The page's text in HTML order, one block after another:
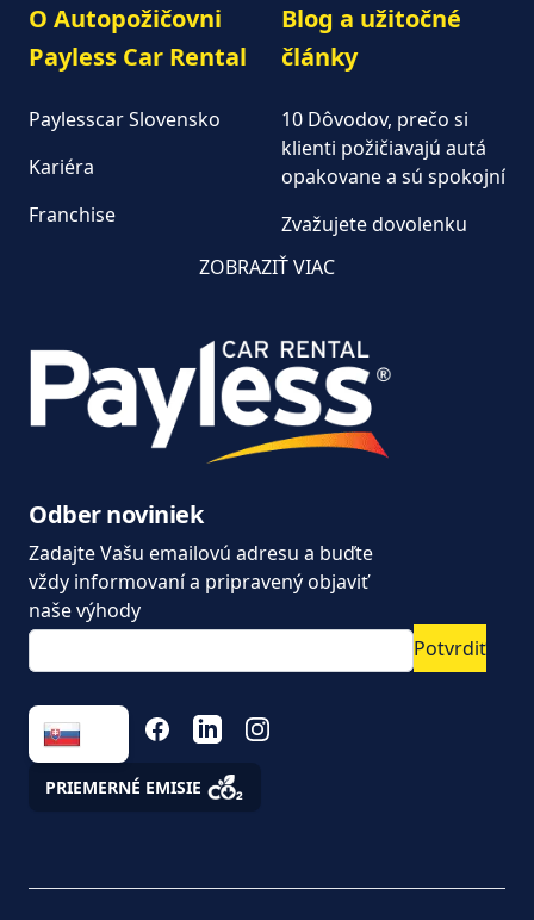
O Autopožičovni
Payless Car Rental
Paylesscar Slovensko
Kariéra
Franchise
Často kladené otázky
Blog a užitočné
články
10 Dôvodov, prečo si
klienti požičiavajú autá
opakovane a sú spokojní
Zvažujete dovolenku
autom?
Dodávky na prenájom
Kúpiť alebo prenajať
dodávku?
Nové autá dostupné
Ušetrite na dlhodobom
ZOBRAZIŤ VIAC
Odber noviniek
Zadajte Vašu emailovú adresu a buďte
vždy informovaní a pripravený objaviť
naše výhody
Potvrdiť
FACEBOOKLINKEDININSTAGRAM
PRIEMERNÉ EMISIE